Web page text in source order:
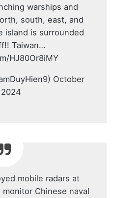
warships and
south, east, and
island is surrounded
Taiwan…
HJ80Or8iMY
October
mobile radars at
Chinese naval